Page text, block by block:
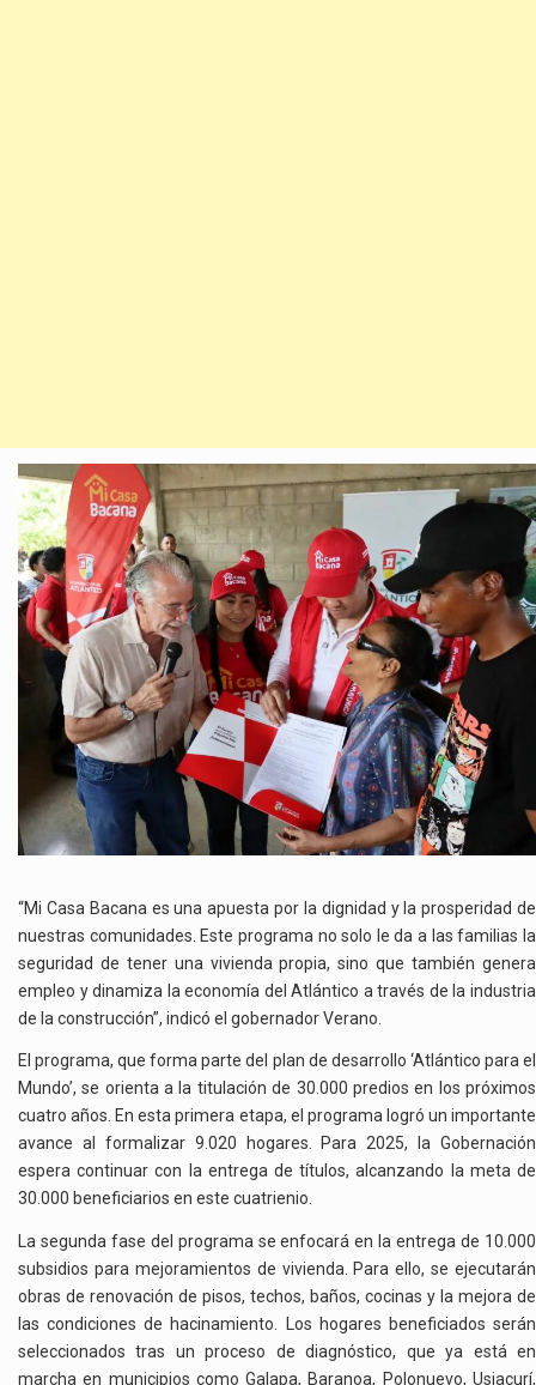
“Mi Casa Bacana es una apuesta por la dignidad y la prosperidad de
nuestras comunidades. Este programa no solo le da a las familias la
seguridad de tener una vivienda propia, sino que también genera
empleo y dinamiza la economía del Atlántico a través de la industria
de la construcción”, indicó el gobernador Verano.
El programa, que forma parte del plan de desarrollo ‘Atlántico para el
Mundo’, se orienta a la titulación de 30.000 predios en los próximos
cuatro años. En esta primera etapa, el programa logró un importante
avance al formalizar 9.020 hogares. Para 2025, la Gobernación
espera continuar con la entrega de títulos, alcanzando la meta de
30.000 beneficiarios en este cuatrienio.
La segunda fase del programa se enfocará en la entrega de 10.000
subsidios para mejoramientos de vivienda. Para ello, se ejecutarán
obras de renovación de pisos, techos, baños, cocinas y la mejora de
las condiciones de hacinamiento. Los hogares beneficiados serán
seleccionados tras un proceso de diagnóstico, que ya está en
marcha en municipios como Galapa, Baranoa, Polonuevo, Usiacurí,